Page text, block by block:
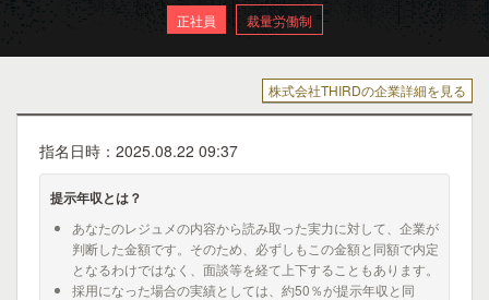
正社員 裁量労働制
株式会社THIRDの企業詳細を見る
指名日時：2025.08.22 09:37
提示年収とは？
あなたのレジュメの内容から読み取った実力に対して、企業が
判断した金額です。そのため、必ずしもこの金額と同額で内定
となるわけではなく、面談等を経て上下することもあります。
採用になった場合の実績としては、約50％が提示年収と同